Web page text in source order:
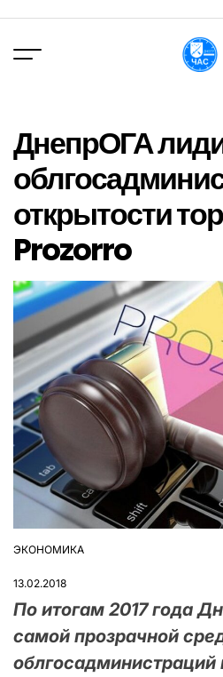
вмісту
ДнепрОГА
открытости
Prozorro
ОПУБЛІКУВАТИ
ЭКОНОМИКА
13.02.2018
По итогам 2017 года
самой прозрачной
облгосадминистраций